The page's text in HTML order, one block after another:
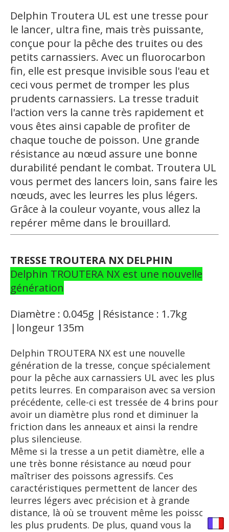
Delphin Troutera UL est une tresse pour
le lancer, ultra fine, mais très puissante,
conçue pour la pêche des truites ou des
petits carnassiers. Avec un fluorocarbon
fin, elle est presque invisible sous l'eau et
ceci vous permet de tromper les plus
prudents carnassiers. La tresse traduit
l'action vers la canne très rapidement et
vous êtes ainsi capable de profiter de
chaque touche de poisson. Une grande
résistance au nœud assure une bonne
durabilité pendant le combat. Troutera UL
vous permet des lancers loin, sans faire les
nœuds, avec les leurres les plus légers.
Grâce à la couleur voyante, vous allez la
repérer même dans le brouillard.
TRESSE TROUTERA NX DELPHIN
Delphin TROUTERA NX est une nouvelle
génération
Diamètre : 0.045g |Résistance : 1.7kg
|longeur 135m
Delphin TROUTERA NX est une nouvelle
génération de la tresse, conçue spécialement
pour la pêche aux carnassiers UL avec les plus
petits leurres. En comparaison avec sa version
précédente, celle-ci est tressée de 4 brins pour
avoir un diamètre plus rond et diminuer la
friction dans les anneaux et ainsi la rendre
plus silencieuse.
Même si la tresse a un petit diamètre, elle a
une très bonne résistance au nœud pour
maîtriser des poissons agressifs. Ces
caractéristiques permettent de lancer des
leurres légers avec précision et à grande
distance, là où se trouvent même les poissons
les plus prudents. De plus, quand vous la